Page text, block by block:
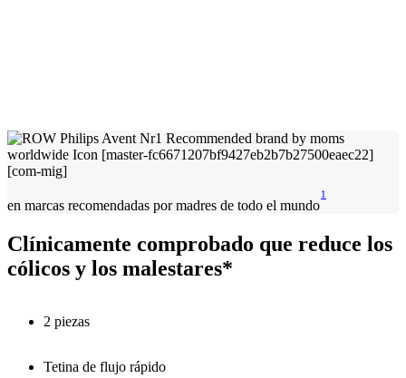
en marcas recomendadas por madres de todo el mundo
1
Clínicamente comprobado que reduce los
cólicos y los malestares*
2 piezas
Tetina de flujo rápido